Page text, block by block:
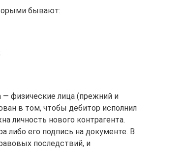
бывают:
физические лица (прежний и
в том, чтобы дебитор исполнил
личность нового контрагента.
либо его подпись на документе. В
последствий, и